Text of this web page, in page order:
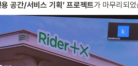
공간/서비스 기획’ 프로젝트가 마무리되